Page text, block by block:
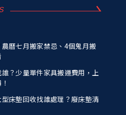
曆七月搬家禁忌、4個鬼月搬
？少量單件家具搬運費用，上
床墊回收找誰處理？廢床墊清